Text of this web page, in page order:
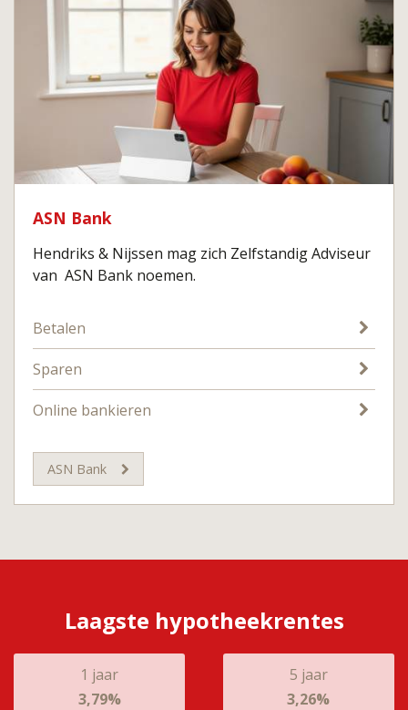
ASN Bank
Hendriks & Nijssen mag zich Zelfstandig Adviseur
van ASN Bank noemen.
Betalen
Sparen
Online bankieren
ASN Bank
Laagste hypotheekrentes
1 jaar
3,79%
5 jaar
3,26%